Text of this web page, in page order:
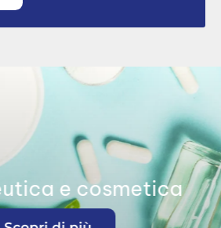
e cosmetica